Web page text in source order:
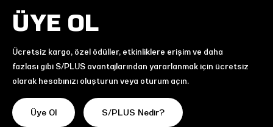
ÜYE OL
Ücretsiz kargo, özel ödüller, etkinliklere erişim ve daha
fazlası gibi S/PLUS avantajlarından yararlanmak için ücretsiz
olarak hesabınızı oluşturun veya oturum açın.
Üye Ol S/PLUS Nedir?